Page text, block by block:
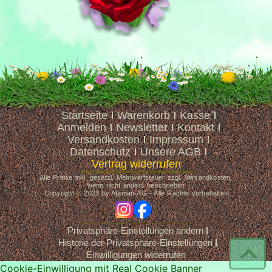
Startseite Warenkorb
Kasse
Anmelden
Newsletter
Kontakt
Versandkosten
Impressum
Datenschutz
Unsere AGB
Vertrag widerrufen
Alle Preise inkl. gesetzl. Mehrwertsteuer zzgl. Versandkosten,
wenn nicht anders beschrieben
Copyright © 2023 by Ataman-AG - Alle Rechte vorbehalten
igfb
Privatsphäre-Einstellungen ändern
Historie der Privatsphäre-Einstellungen
Einwilligungen widerrufen
Cookie-Einwilligung mit Real Cookie Banner